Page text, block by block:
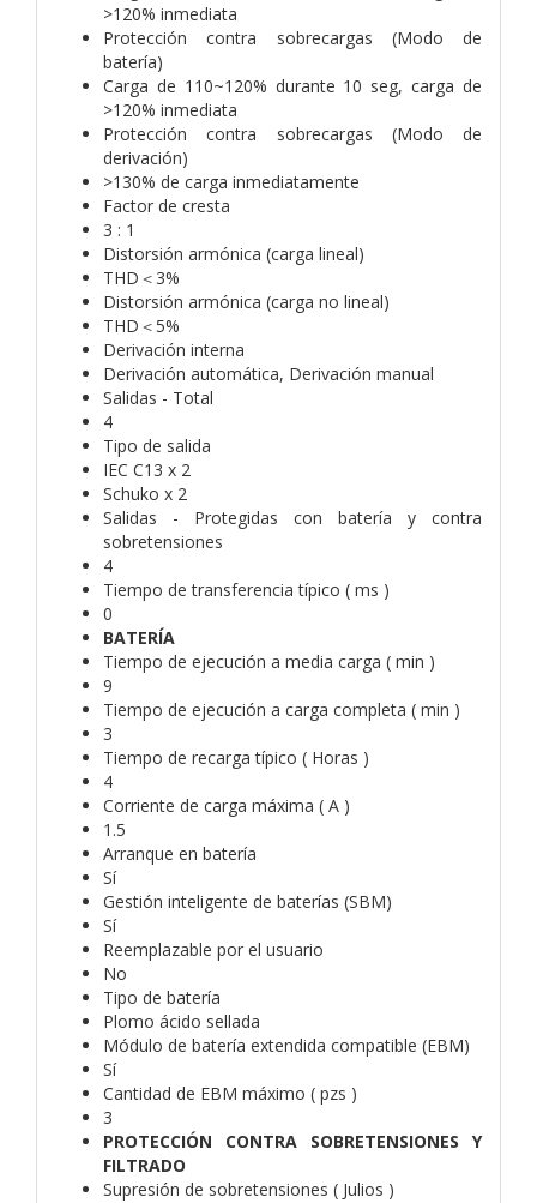
>120% inmediata
Protección contra sobrecargas (Modo de
batería)
Carga de 110~120% durante 10 seg, carga de
>120% inmediata
Protección contra sobrecargas (Modo de
derivación)
>130% de carga inmediatamente
Factor de cresta
3 : 1
Distorsión armónica (carga lineal)
THD＜3%
Distorsión armónica (carga no lineal)
THD＜5%
Derivación interna
Derivación automática, Derivación manual
Salidas - Total
4
Tipo de salida
IEC C13 x 2
Schuko x 2
Salidas - Protegidas con batería y contra
sobretensiones
4
Tiempo de transferencia típico ( ms )
0
BATERÍA
Tiempo de ejecución a media carga ( min )
9
Tiempo de ejecución a carga completa ( min )
3
Tiempo de recarga típico ( Horas )
4
Corriente de carga máxima ( A )
1.5
Arranque en batería
Sí
Gestión inteligente de baterías (SBM)
Sí
Reemplazable por el usuario
No
Tipo de batería
Plomo ácido sellada
Módulo de batería extendida compatible (EBM)
Sí
Cantidad de EBM máximo ( pzs )
3
PROTECCIÓN CONTRA SOBRETENSIONES Y
FILTRADO
Supresión de sobretensiones ( Julios )